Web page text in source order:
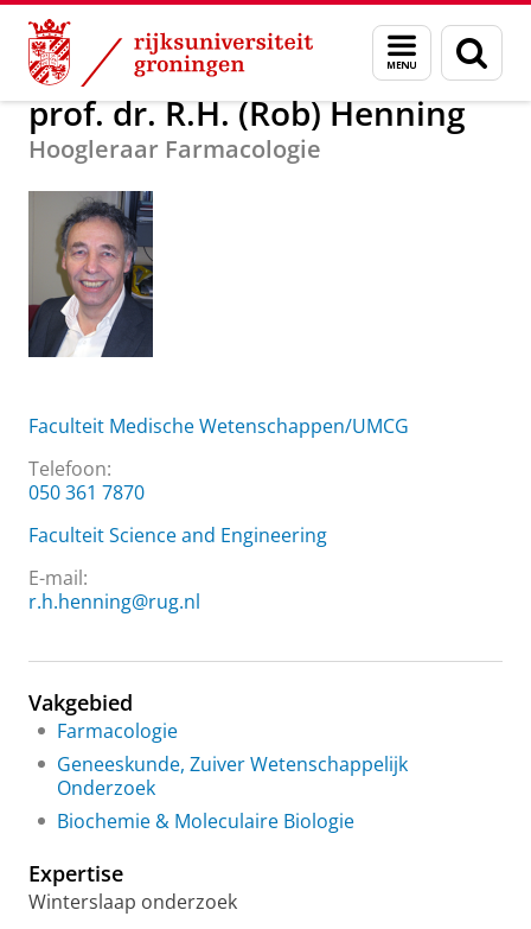
Skip
Content
Skip
Navigation
Menu
en
zoeken
Over ons prof. dr. R.H. (Rob) Henning
prof. dr. R.H. (Rob) Henning
Hoogleraar Farmacologie
Faculteit Medische Wetenschappen/UMCG
Telefoon:
050 361 7870
Faculteit Science and Engineering
E-mail:
r.h.henning@rug.nl
Vakgebied
Farmacologie
Geneeskunde, Zuiver Wetenschappelijk
Onderzoek
Biochemie & Moleculaire Biologie
Expertise
Winterslaap onderzoek